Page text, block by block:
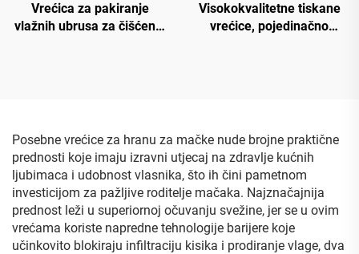
Vrećica za pakiranje
vlažnih ubrusa za čišćenje
Visokokvalitetne tiskane
vrećice, pojedinačno
Posebne vrećice za hranu za mačke nude brojne praktične
prednosti koje imaju izravni utjecaj na zdravlje kućnih
ljubimaca i udobnost vlasnika, što ih čini pametnom
investicijom za pažljive roditelje mačaka. Najznačajnija
prednost leži u superiornoj očuvanju svežine, jer se u ovim
vrećama koriste napredne tehnologije barijere koje
učinkovito blokiraju infiltraciju kisika i prodiranje vlage, dva